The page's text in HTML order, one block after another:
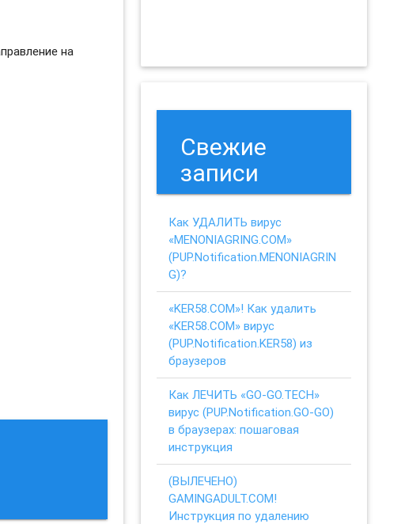
на
Свежие
записи
Как УДАЛИТЬ вирус
«MENONIAGRING.COM»
(PUP.Notification.MENONIAGRIN
G)?
«KER58.COM»! Как удалить
«KER58.COM» вирус
(PUP.Notification.KER58) из
браузеров
Как ЛЕЧИТЬ «GO-GO.TECH»
вирус (PUP.Notification.GO-GO)
в браузерах: пошаговая
инструкция
(ВЫЛЕЧЕНО)
GAMINGADULT.COM!
Инструкция по удалению